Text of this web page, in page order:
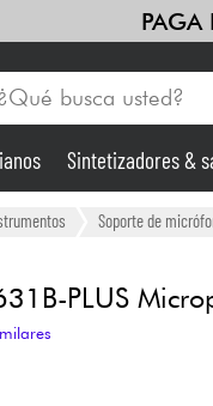
PAGA
Sintetizadores &
Soporte de
PLUS